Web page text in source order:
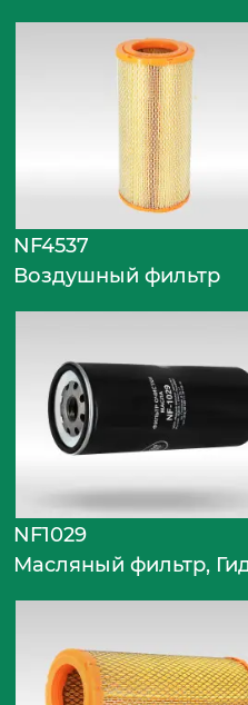
NF4537
Воздушный фильтр
NF1029
Масляный фильтр,